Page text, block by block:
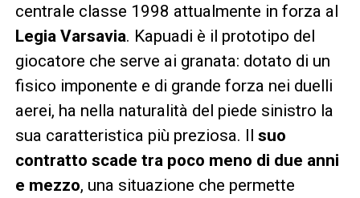
centrale classe 1998 attualmente in forza al
Legia Varsavia. Kapuadi è il prototipo del
giocatore che serve ai granata: dotato di un
fisico imponente e di grande forza nei duelli
aerei, ha nella naturalità del piede sinistro la
sua caratteristica più preziosa. Il suo
contratto scade tra poco meno di due anni
e mezzo, una situazione che permette